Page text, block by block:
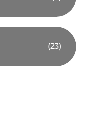
(23)